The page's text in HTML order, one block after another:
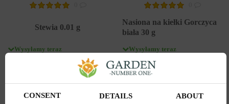
Stewia 0.01 g
Wysyłamy teraz
19818
Ilość w paczce
1
Nasiona na kiełki Gorczyca
biała 30 g
Wysyłamy teraz
Kupiony 26 razy
Kod produktu
Ilość w paczce
1
CONSENT DETAILS ABOUT